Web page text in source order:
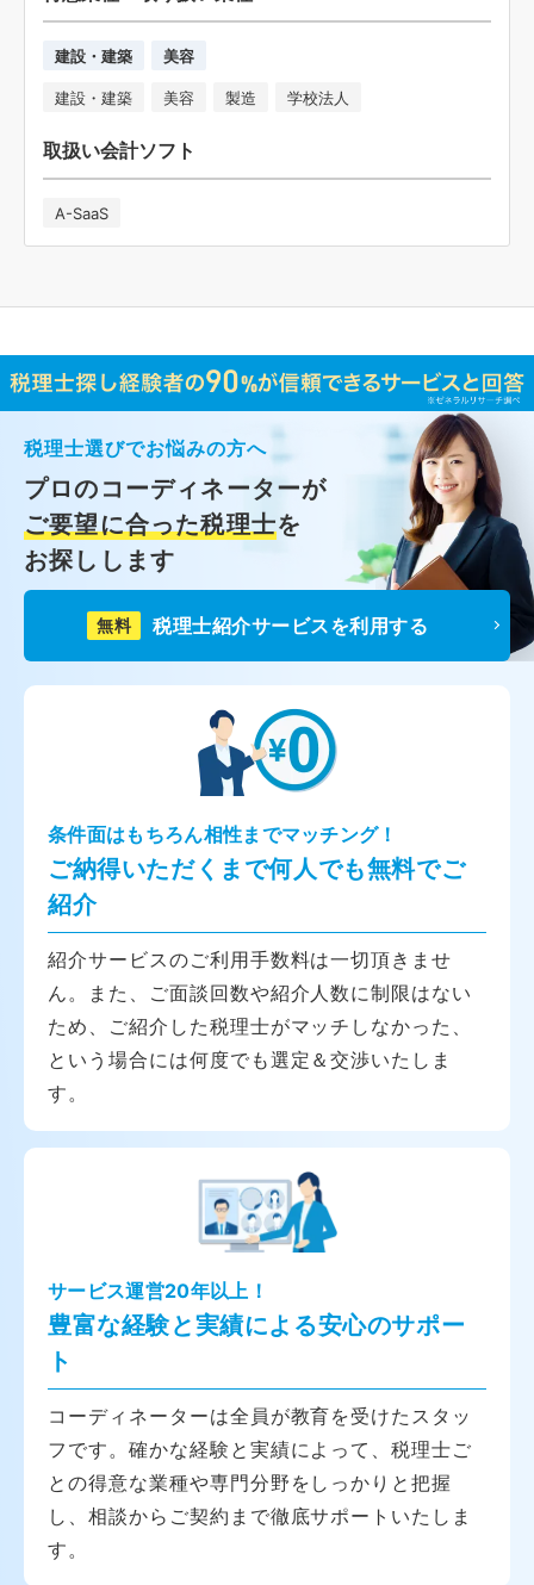
建設・建築 美容
建設・建築 美容 製造 学校法人
取扱い会計ソフト
A-SaaS
税理士選びでお悩みの方へ
プロのコーディネーターが
ご要望に合った税理士を
お探しします
無料 税理士紹介サービスを利用する
条件面はもちろん相性までマッチング！
ご納得いただくまで何人でも無料でご
紹介
紹介サービスのご利用手数料は一切頂きませ
ん。また、ご面談回数や紹介人数に制限はない
ため、ご紹介した税理士がマッチしなかった、
という場合には何度でも選定＆交渉いたしま
す。
サービス運営20年以上！
豊富な経験と実績による安心のサポー
ト
コーディネーターは全員が教育を受けたスタッ
フです。確かな経験と実績によって、税理士ご
との得意な業種や専門分野をしっかりと把握
し、相談からご契約まで徹底サポートいたしま
す。